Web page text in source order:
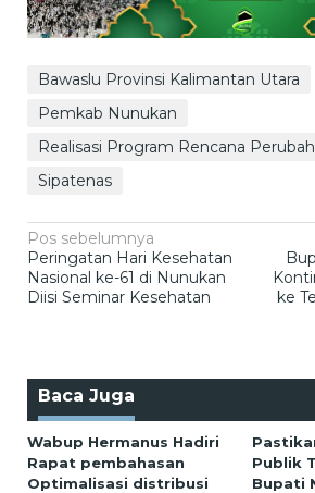
Bawaslu Provinsi Kalimantan Utara
Pemkab Nunukan
Realisasi Program Rencana
Sipatenas
Navigasi
pos
Pos sebelumnya
Peringatan Hari Kesehatan
Nasional ke-61 di Nunukan
Diisi Seminar Kesehatan
ke
Baca Juga
Wabup Hermanus Hadiri
Rapat pembahasan
Optimalisasi distribusi
Publik
Bupati